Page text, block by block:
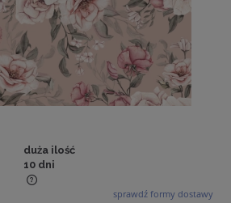
duża ilość
10 dni
kosztów płatności
sprawdź formy dostawy